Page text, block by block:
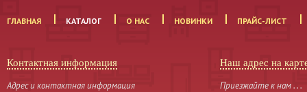
ГЛАВНАЯ КАТАЛОГ О НАС НОВИНКИ ПРАЙС-ЛИСТ
Контактная информация
Адрес и контактная информация
Наш адрес на
Приезжайте к нам . . .